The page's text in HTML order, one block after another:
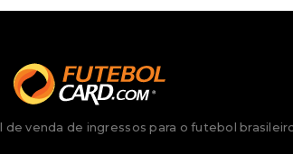
de venda de ingressos para o futebol